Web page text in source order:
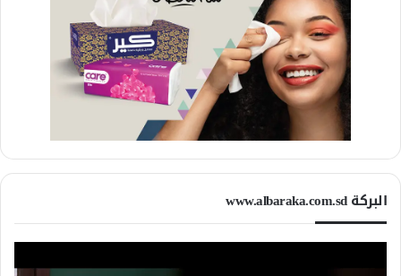
البركة www.albaraka.com.sd